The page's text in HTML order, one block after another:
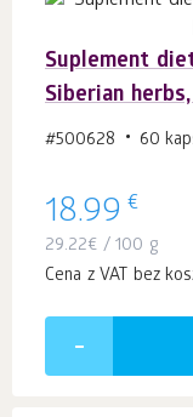
Suplement
Siberian
#500628 60
18.99 €
29.22€ / 100 g
Cena z VAT bez